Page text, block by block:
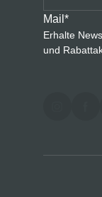
Mail *
Erhalte
und